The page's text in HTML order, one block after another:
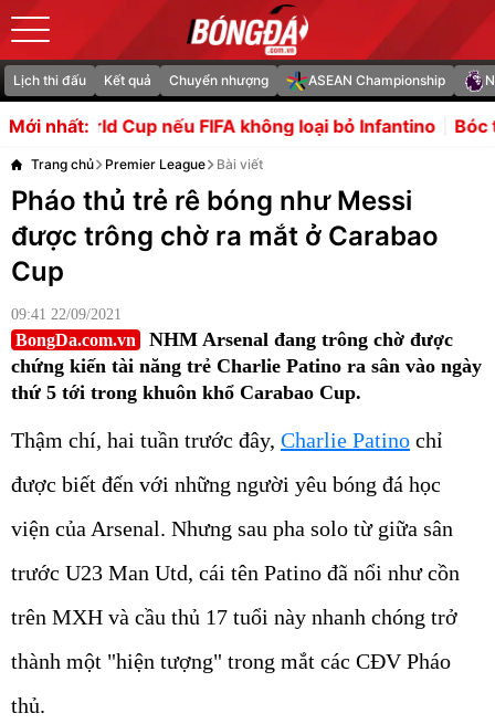
Lịch thi đấu Kết quả Chuyển nhượng ASEAN Championship
Mới nhất:
FIFA không loại bỏ Infantino Bóc tách thương vụ
Trang chủ Premier League Bài viết
Pháo thủ trẻ rê bóng như Messi
được trông chờ ra mắt ở Carabao
Cup
09:41 22/09/2021
BongDa.com.vn
NHM Arsenal đang trông chờ được
chứng kiến tài năng trẻ Charlie Patino ra sân vào ngày
thứ 5 tới trong khuôn khổ Carabao Cup.
Thậm chí, hai tuần trước đây, Charlie Patino chỉ
được biết đến với những người yêu bóng đá học
viện của Arsenal. Nhưng sau pha solo từ giữa sân
trước U23 Man Utd, cái tên Patino đã nổi như cồn
trên MXH và cầu thủ 17 tuổi này nhanh chóng trở
thành một "hiện tượng" trong mắt các CĐV Pháo
thủ.